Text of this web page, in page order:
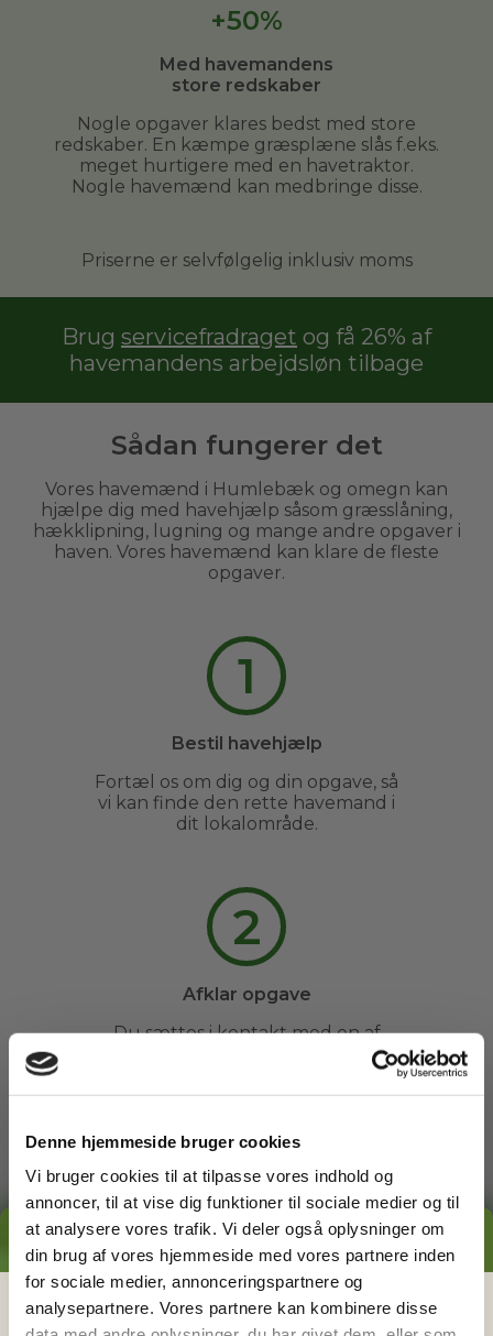
Denne hjemmeside bruger cookies
Vi bruger cookies til at tilpasse vores indhold og
annoncer, til at vise dig funktioner til sociale medier og til
at analysere vores trafik. Vi deler også oplysninger om
din brug af vores hjemmeside med vores partnere inden
for sociale medier, annonceringspartnere og
analysepartnere. Vores partnere kan kombinere disse
+50%
Med havemandens
store redskaber
Nogle opgaver klares bedst med store
redskaber. En kæmpe græsplæne slås f.eks.
meget hurtigere med en havetraktor.
Nogle havemænd kan medbringe disse.
Priserne er selvfølgelig inklusiv moms
Brug servicefradraget og få 26% af
havemandens arbejdsløn tilbage
Sådan fungerer det
Vores havemænd i Humlebæk og omegn kan
hjælpe dig med havehjælp såsom græsslåning,
hækklipning, lugning og mange andre opgaver i
haven. Vores havemænd kan klare de fleste
opgaver.
1
Bestil havehjælp
Fortæl os om dig og din opgave, så
vi kan finde den rette havemand i
dit lokalområde.
2
Afklar opgave
Du sættes i kontakt med en af
vores havemænd, og sammen
fastsætter et tidspunkt.
3
Arbejdet udføres
Du kan slappe af, mens din
havemand ordner din have. Du
GRATIS PRISESTIMAT
Hvad koster detegentligat få